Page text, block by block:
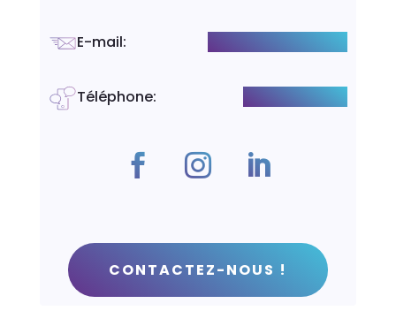
E-mail:
Téléphone:
CONTACTEZ-NOUS !